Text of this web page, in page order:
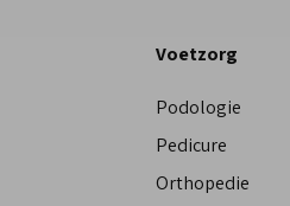
Voetzorg
Podologie
Pedicure
Orthopedie